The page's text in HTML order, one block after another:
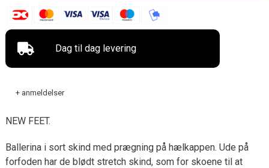
Dag til dag levering
+ anmeldelser
NEW FEET.
Ballerina i sort skind med prægning på hælkappen. Ude på
forfoden har de blødt stretch skind, som for skoene til at